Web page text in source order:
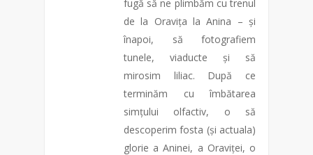
fugă să ne plimbăm cu trenul
de la Oravița la Anina – și
înapoi, să fotografiem
tunele, viaducte și să
mirosim liliac. După ce
terminăm cu îmbătarea
simțului olfactiv, o să
descoperim fosta (și actuala)
glorie a Aninei, a Oraviței, o